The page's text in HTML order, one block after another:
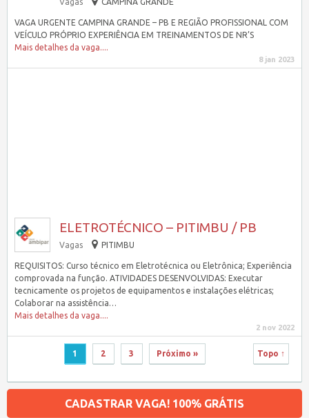
Vagas CAMPINA GRANDE
VAGA URGENTE CAMPINA GRANDE – PB E REGIÃO PROFISSIONAL COM
VEÍCULO PRÓPRIO EXPERIÊNCIA EM TREINAMENTOS DE NR’S
Mais detalhes da vaga....
8 jan 2023
ELETROTÉCNICO – PITIMBU / PB
Vagas PITIMBU
REQUISITOS: Curso técnico em Eletrotécnica ou Eletrônica; Experiência
comprovada na função. ATIVIDADES DESENVOLVIDAS: Executar
tecnicamente os projetos de equipamentos e instalações elétricas;
Colaborar na assistência…
Mais detalhes da vaga....
2 nov 2022
1 2 3 Próximo » Topo ↑
CADASTRAR VAGA! 100% GRÁTIS